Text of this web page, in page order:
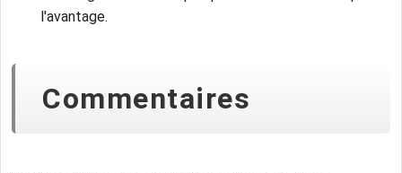
l'avantage.
Commentaires